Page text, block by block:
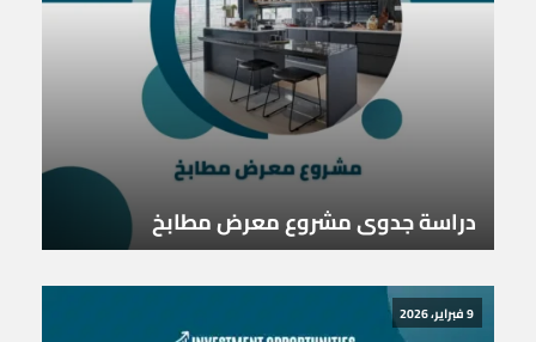
دراسة جدوى مشروع معرض مطابخ
9 فبراير، 2026